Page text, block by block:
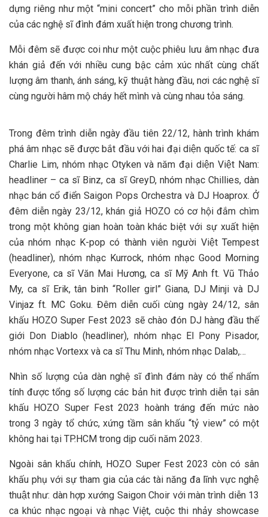
dựng riêng như một “mini concert” cho mỗi phần trình diễn
của các nghệ sĩ đình đám xuất hiện trong chương trình.
Mỗi đêm sẽ được coi như một cuộc phiêu lưu âm nhạc đưa
khán giả đến với nhiều cung bậc cảm xúc nhất cùng chất
lượng âm thanh, ánh sáng, kỹ thuật hàng đầu, nơi các nghệ sĩ
cùng người hâm mộ cháy hết mình và cùng nhau tỏa sáng.
Trong đêm trình diễn ngày đầu tiên 22/12, hành trình khám
phá âm nhạc sẽ được bắt đầu với hai đại diện quốc tế: ca sĩ
Charlie Lim, nhóm nhạc Otyken và năm đại diện Việt Nam:
headliner – ca sĩ Binz, ca sĩ GreyD, nhóm nhạc Chillies, dàn
nhạc bán cổ điển Saigon Pops Orchestra và DJ Hoaprox. Ở
đêm diễn ngày 23/12, khán giả HOZO có cơ hội đắm chìm
trong một không gian hoàn toàn khác biệt với sự xuất hiện
của nhóm nhạc K-pop có thành viên người Việt Tempest
(headliner), nhóm nhạc Kurrock, nhóm nhạc Good Morning
Everyone, ca sĩ Văn Mai Hương, ca sĩ Mỹ Anh ft. Vũ Thảo
My, ca sĩ Erik, tân binh “Roller girl” Giana, DJ Minji và DJ
Vinjaz ft. MC Goku. Đêm diễn cuối cùng ngày 24/12, sân
khấu HOZO Super Fest 2023 sẽ chào đón DJ hàng đầu thế
giới Don Diablo (headliner), nhóm nhạc El Pony Pisador,
nhóm nhạc Vortexx và ca sĩ Thu Minh, nhóm nhạc Dalab,…
Nhìn số lượng của dàn nghệ sĩ đình đám này có thể nhẩm
tính được tổng số lượng các bản hit được trình diễn tại sân
khấu HOZO Super Fest 2023 hoành tráng đến mức nào
trong 3 ngày tổ chức, xứng tầm sân khấu “tỷ view” có một
không hai tại TP.HCM trong dịp cuối năm 2023.
Ngoài sân khấu chính, HOZO Super Fest 2023 còn có sân
khấu phụ với sự tham gia của các tài năng đa lĩnh vực nghệ
thuật như: dàn hợp xướng Saigon Choir với màn trình diễn 13
ca khúc nhạc ngoại và nhạc Việt, cuộc thi nhảy showcase